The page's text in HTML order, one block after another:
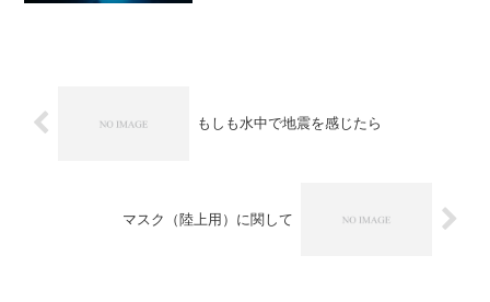
もしも水中で地震を感じたら
マスク（陸上用）に関して